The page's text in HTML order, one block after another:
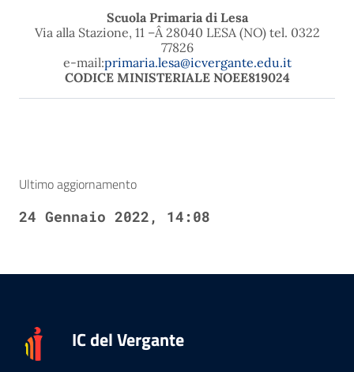
Scuola Primaria di Lesa
Via alla Stazione, 11 –Â 28040 LESA (NO) tel. 0322
77826
e-mail:primaria.lesa@icvergante.edu.it
CODICE MINISTERIALE NOEE819024
Ultimo aggiornamento
24 Gennaio 2022, 14:08
IC del Vergante